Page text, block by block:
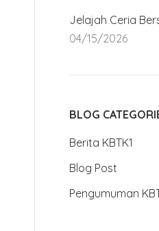
Jelajah Ceria
04/15/2026
BLOG
Berita KBTK1
Blog Post
Pengumuman